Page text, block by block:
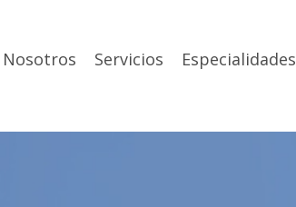
Nosotros Servicios Especialidades